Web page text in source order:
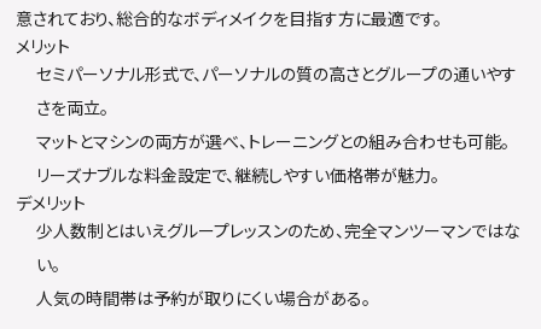
意されており、総合的なボディメイクを目指す方に最適です。
メリット
セミパーソナル形式で、パーソナルの質の高さとグループの通いやす
さを両立。
マットとマシンの両方が選べ、トレーニングとの組み合わせも可能。
リーズナブルな料金設定で、継続しやすい価格帯が魅力。
デメリット
少人数制とはいえグループレッスンのため、完全マンツーマンではな
い。
人気の時間帯は予約が取りにくい場合がある。